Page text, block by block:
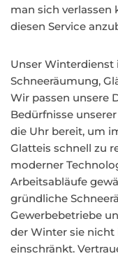
man sich verlassen
diesen Service
Unser Winterdienst
Schneeräumung,
Wir passen unsere
Bedürfnisse
die Uhr bereit, um
Glatteis schnell zu
moderner
Arbeitsabläufe
gründliche
Gewerbebetriebe
der Winter sie
einschränkt.